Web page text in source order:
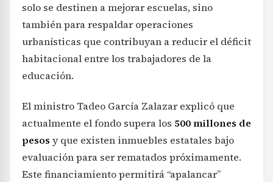
solo se destinen a mejorar escuelas, sino
también para respaldar operaciones
urbanísticas que contribuyan a reducir el déficit
habitacional entre los trabajadores de la
educación.
El ministro Tadeo García Zalazar explicó que
actualmente el fondo supera los 500 millones de
pesos y que existen inmuebles estatales bajo
evaluación para ser rematados próximamente.
Este financiamiento permitirá “apalancar”